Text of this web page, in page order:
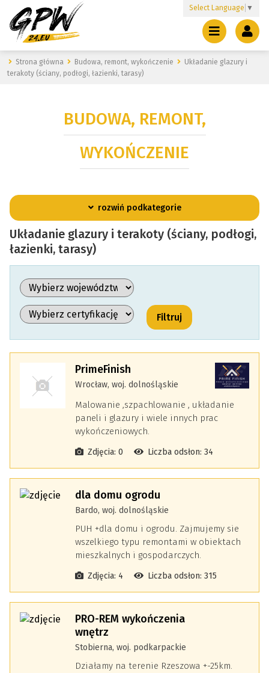
Select Language ▼
Strona główna Budowa, remont, wykończenie
Układanie glazury i
terakoty (ściany, podłogi, łazienki, tarasy)
BUDOWA, REMONT,
WYKOŃCZENIE
rozwiń podkategorie
Układanie glazury i terakoty (ściany, podłogi,
łazienki, tarasy)
PrimeFinish
Wrocław, woj. dolnośląskie
Malowanie ,szpachlowanie , układanie
paneli i glazury i wiele innych prac
wykończeniowych.
Zdjęcia: 0 Liczba odsłon: 34
dla domu ogrodu
Bardo, woj. dolnośląskie
PUH +dla domu i ogrodu. Zajmujemy sie
wszelkiego typu remontami w obiektach
mieszkalnych i gospodarczych.
Zdjęcia: 4 Liczba odsłon: 315
PRO-REM wykończenia
wnętrz
Stobierna, woj. podkarpackie
Działamy na terenie Rzeszowa +-25km.